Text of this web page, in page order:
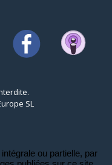
SL
ou partielle, par